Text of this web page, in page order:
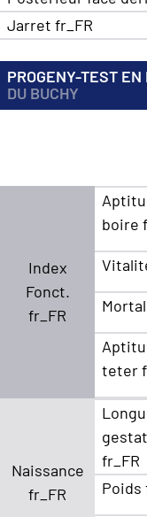
Jarret fr_FR
PROGENY-TEST
DU BUCHY
Index
Fonct.
fr_FR
boire
teter
Naissance
fr_FR
fr_FR
Poids